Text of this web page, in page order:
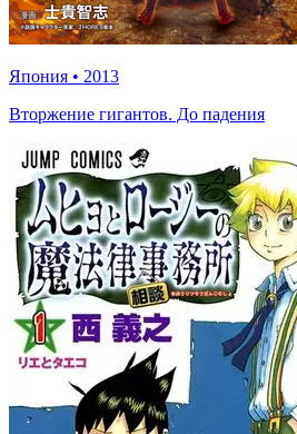
Япония • 2013
Вторжение гигантов. До падения